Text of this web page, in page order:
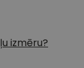
izmēru?